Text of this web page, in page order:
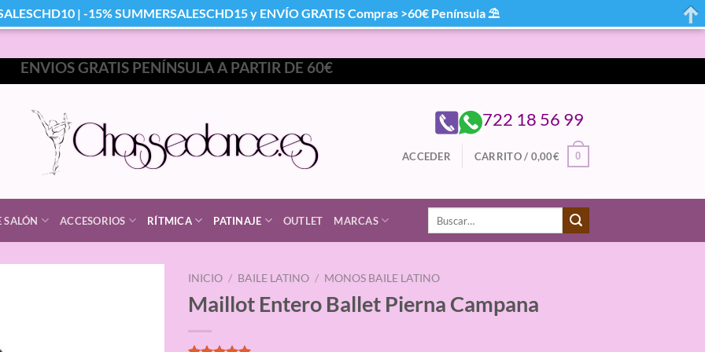
ENVIOS GRATIS PENÍNSULA A PARTIR DE 60€
722 18 56 99
ACCEDER CARRITO / 0,00€ 0
SALÓN ACCESORIOS RÍTMICA PATINAJE OUTLET MARCAS
Buscar
INICIO / BAILE LATINO / MONOS BAILE LATINO
Maillot Entero Ballet Pierna Campana
| -15% SUMMERSALESCHD15 y ENVÍO GRATIS Compras >60€ Península ⛱